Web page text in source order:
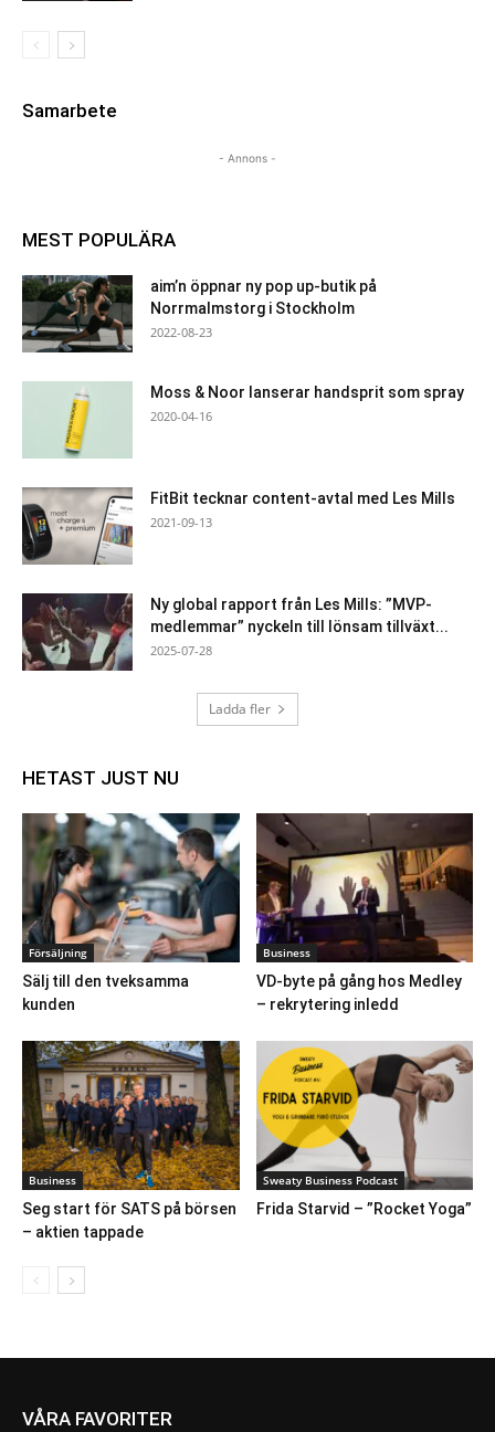
Samarbete
- Annons -
MEST POPULÄRA
aim’n öppnar ny pop up-butik på
Norrmalmstorg i Stockholm
2022-08-23
Moss & Noor lanserar handsprit som spray
2020-04-16
FitBit tecknar content-avtal med Les Mills
2021-09-13
Ny global rapport från Les Mills: ”MVP-
medlemmar” nyckeln till lönsam tillväxt...
2025-07-28
Ladda fler
HETAST JUST NU
Försäljning
Sälj till den tveksamma
kunden
Business
VD-byte på gång hos Medley
– rekrytering inledd
Business
Seg start för SATS på börsen
– aktien tappade
Sweaty Business Podcast
Frida Starvid – ”Rocket Yoga”
VÅRA FAVORITER